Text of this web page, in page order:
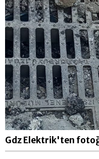
Gdz Elektrik'ten